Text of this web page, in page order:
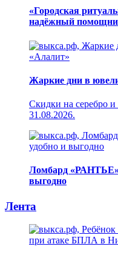
«Городская
надёжный
Жаркие дни в
Скидки на серебро и
31.08.2026.
Ломбард
выгодно
Лента